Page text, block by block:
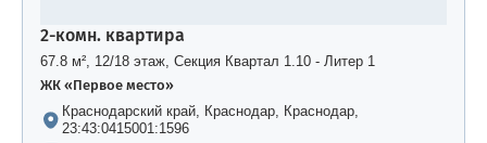
2-комн. квартира
67.8 м², 12/18 этаж, Секция Квартал 1.10 - Литер 1
ЖК «Первое место»
Краснодарский край, Краснодар, Краснодар,
23:43:0415001:1596